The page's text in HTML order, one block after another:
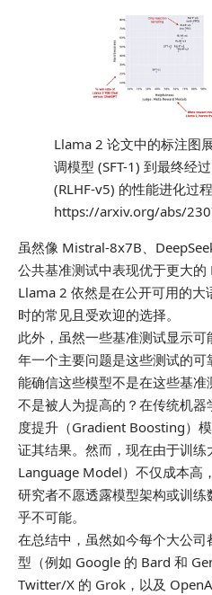
Llama 2 论文中的标注图
调模型 (SFT-1) 到最终经
(RLHF-v5) 的性能进化过
https://arxiv.org/abs/
虽然像 Mistral-8x7B、
公共基准测试中表现优于更大
Llama 2 依然是在公开可用的
时的常见且受欢迎的选择。
此外，虽然一些基准测试显示
年一个主要问题是这些测试的
能确信这些模型不是在这些基
不是被人为提高的？在传统机
度提升（Gradient Boosting）
证其结果。然而，现在由于训
Language Model）不仅成本高
研究者不愿透露模型架构或训
乎不可能。
在总结中，虽然如今每个大公
型（例如 Google 的 Bard 和
Twitter/X 的 Grok，以及